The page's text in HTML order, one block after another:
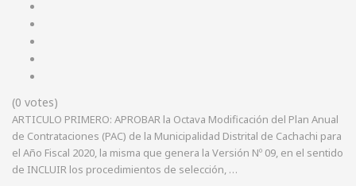
(0 votes)
ARTICULO PRIMERO: APROBAR la Octava Modificación del Plan Anual
de Contrataciones (PAC) de la Municipalidad Distrital de Cachachi para
el Año Fiscal 2020, la misma que genera la Versión Nº 09, en el sentido
de INCLUIR los procedimientos de selección, …